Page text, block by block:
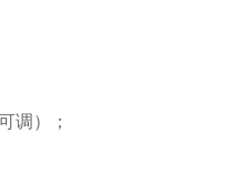
调）；